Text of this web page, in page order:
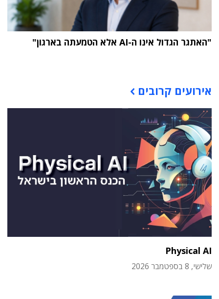
"האתגר הגדול אינו ה-AI אלא הטמעתה בארגון"
אירועים קרובים
Physical AI
שלישי, 8 בספטמבר 2026